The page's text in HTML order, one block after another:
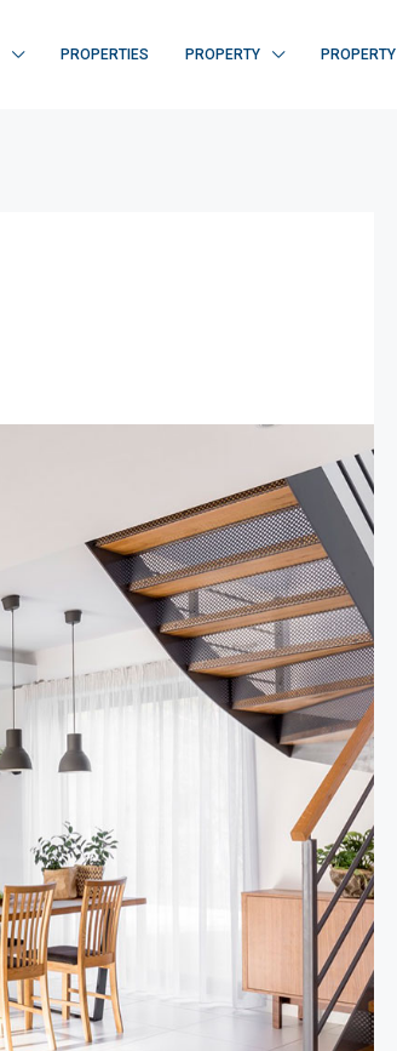
PROPERTIES PROPERTY PROPERTY